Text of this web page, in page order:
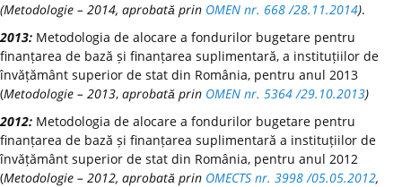
(Metodologie – 2014, aprobată prin OMEN nr. 668 /28.11.2014).
2013: Metodologia de alocare a fondurilor bugetare pentru
finanțarea de bază și finanțarea suplimentară, a instituțiilor de
învățământ superior de stat din România, pentru anul 2013
(Metodologie – 2013, aprobată prin OMEN nr. 5364 /29.10.2013)
2012: Metodologia de alocare a fondurilor bugetare pentru
finanțarea de bază și finanțarea suplimentară a instituțiilor de
învățământ superior de stat din România, pentru anul 2012
(Metodologie – 2012, aprobată prin OMECTS nr. 3998 /05.05.2012,